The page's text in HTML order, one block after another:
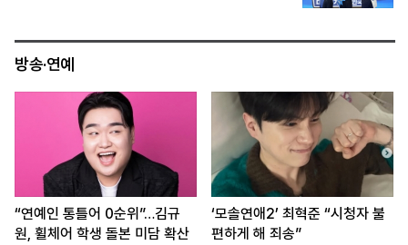
방송·연예
“연예인 통틀어 0순위”…김규
원, 휠체어 학생 돌본 미담 확산
‘모솔연애2’ 최혁준 “시청자 불
편하게 해 죄송”